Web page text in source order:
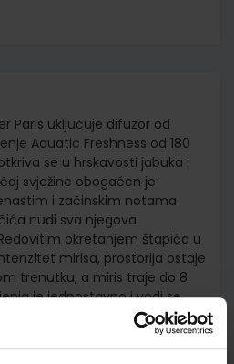
Paris uključuje difuzor od
Aquatic Freshness od 180
se u hrskavosti jabuka i
svježine obogaćen je
i začinskim notama.
nudi sva njegova
okretanjem štapića u
mirisa, prostorija ostaje
trenutku, a miris traje do 8
je jednostavno i vodi se
osigurava dugo i ugodno
okruženju.